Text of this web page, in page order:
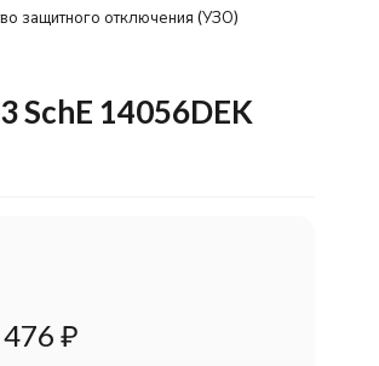
защитного отключения (УЗО)
14056DEK
476 ₽